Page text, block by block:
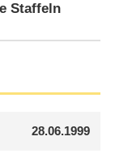
Staffeln
28.06.1999